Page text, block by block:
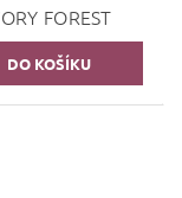
FOREST